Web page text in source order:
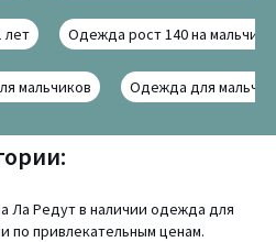
лет Одежда рост 140 на
мальчиков Одежда для
Ла Редут в наличии одежда для
по привлекательным ценам.